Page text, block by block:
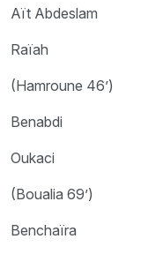
Aït Abdeslam
Raïah
(Hamroune 46’)
Benabdi
Oukaci
(Boualia 69’)
Benchaïra